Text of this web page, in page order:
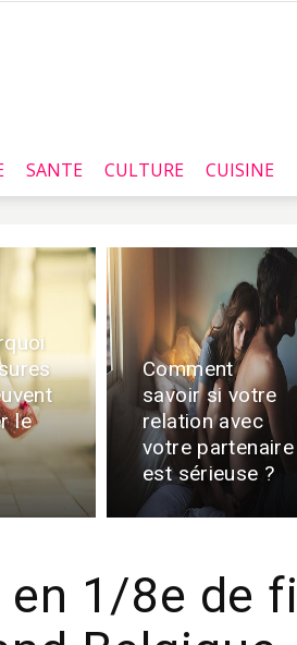
SANTE CULTURE CUISINE
le
Comment
savoir si votre
relation avec
votre partenaire
est sérieuse ?
en 1/8e de